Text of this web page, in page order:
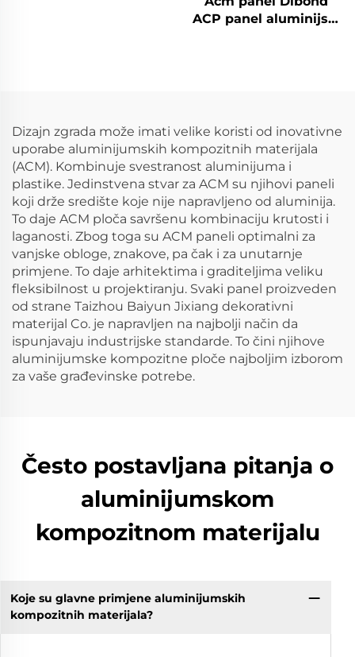
ACP panel aluminijski
Dizajn zgrada može imati velike koristi od inovativne
uporabe aluminijumskih kompozitnih materijala
(ACM). Kombinuje svestranost aluminijuma i
plastike. Jedinstvena stvar za ACM su njihovi paneli
koji drže središte koje nije napravljeno od aluminija.
To daje ACM ploča savršenu kombinaciju krutosti i
laganosti. Zbog toga su ACM paneli optimalni za
vanjske obloge, znakove, pa čak i za unutarnje
primjene. To daje arhitektima i graditeljima veliku
fleksibilnost u projektiranju. Svaki panel proizveden
od strane Taizhou Baiyun Jixiang dekorativni
materijal Co. je napravljen na najbolji način da
ispunjavaju industrijske standarde. To čini njihove
aluminijumske kompozitne ploče najboljim izborom
za vaše građevinske potrebe.
Često postavljana pitanja o
aluminijumskom
kompozitnom materijalu
Koje su glavne primjene aluminijumskih
kompozitnih materijala?